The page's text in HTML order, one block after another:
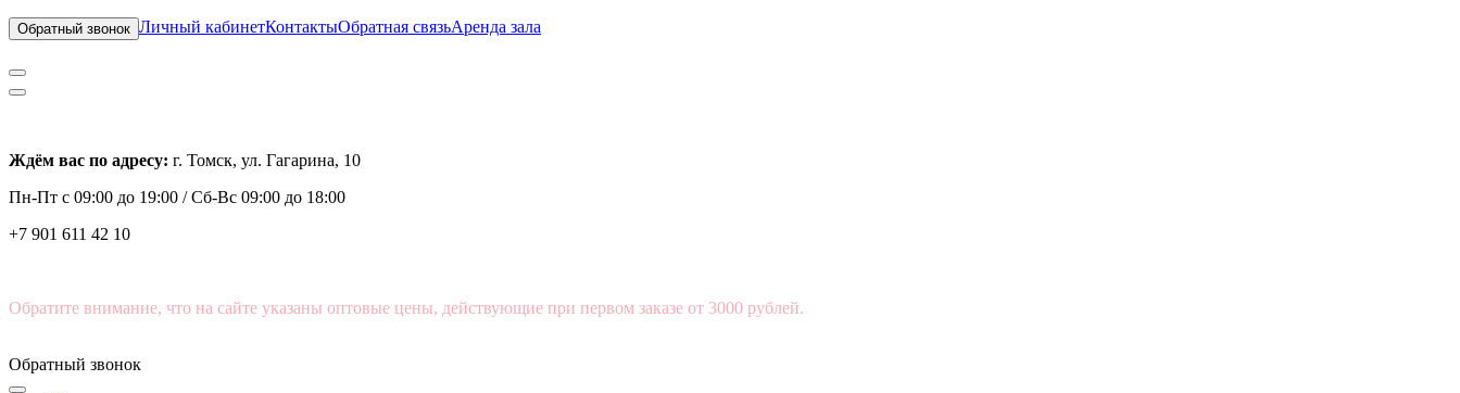
Обратный звонок Личный кабинетКонтактыОбратная связьАренда зала
Ждём вас по адресу: г. Томск, ул. Гагарина, 10
Пн-Пт с 09:00 до 19:00 /Сб-Вс 09:00 до 18:00
+7 901 611 42 10
Обратите внимание, что на сайте указаны оптовые цены, действующие при первом заказе от 3000 рублей.
Обратный звонок